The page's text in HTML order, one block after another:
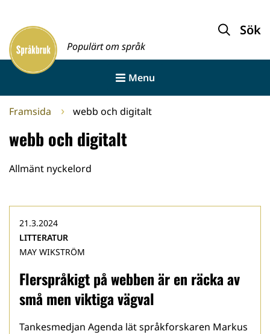
innehållet
Framsida
Populärt om språk
Sök
Menu
Framsida webb och digitalt
webb och digitalt
Allmänt nyckelord
Flerspråkigt på webben är en räcka av
små men viktiga vägval
21.3.2024
LITTERATUR
MAY WIKSTRÖM
Tankesmedjan Agenda lät språkforskaren Markus